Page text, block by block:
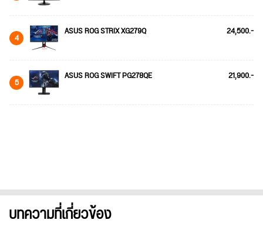
4 ASUS ROG STRIX XG279Q 24,500.-
5 ASUS ROG SWIFT PG278QE 21,900.-
บทความที่เกี่ยวข้อง